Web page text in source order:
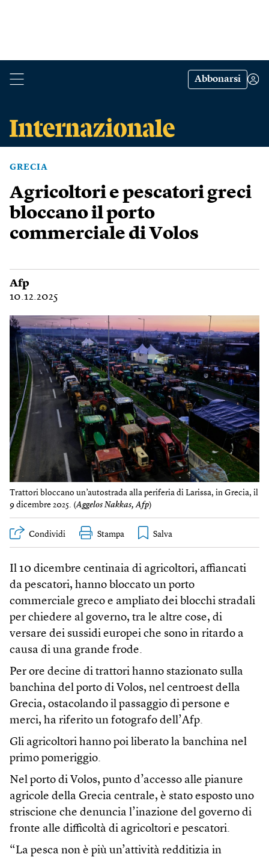
Abbonarsi
GRECIA
Agricoltori e pescatori greci
bloccano il porto
commerciale di Volos
Afp
10.12.2025
Trattori bloccano un’autostrada alla periferia di Larissa, in Grecia, il
9 dicembre 2025. (Aggelos Nakkas, Afp)
Condividi Stampa
Il 10 dicembre centinaia di agricoltori, affiancati
da pescatori, hanno bloccato un porto
commerciale greco e ampliato dei blocchi stradali
per chiedere al governo, tra le altre cose, di
versare dei sussidi europei che sono in ritardo a
causa di una grande frode.
Per ore decine di trattori hanno stazionato sulla
banchina del porto di Volos, nel centroest della
Grecia, ostacolando il passaggio di persone e
merci, ha riferito un fotografo dell’Afp.
Gli agricoltori hanno poi liberato la banchina nel
primo pomeriggio.
Nel porto di Volos, punto d’accesso alle pianure
agricole della Grecia centrale, è stato esposto uno
striscione che denuncia l’inazione del governo di
fronte alle difficoltà di agricoltori e pescatori.
“La pesca non è più un’attività redditizia in